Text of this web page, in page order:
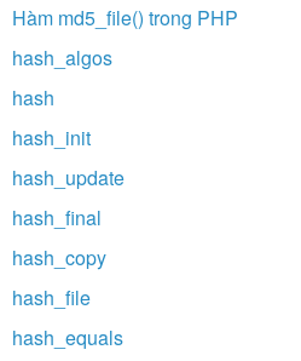
Hàm md5_file() trong PHP
hash_algos
hash
hash_init
hash_update
hash_final
hash_copy
hash_file
hash_equals